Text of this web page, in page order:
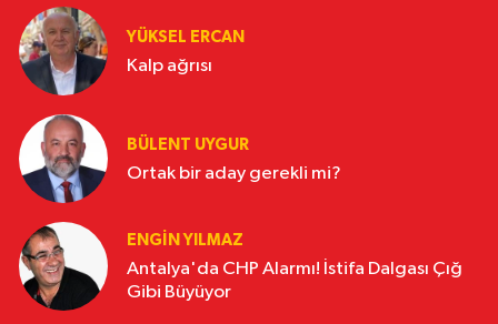
YÜKSEL ERCAN
Kalp ağrısı
BÜLENT UYGUR
Ortak bir aday gerekli mi?
ENGİN YILMAZ
Antalya'da CHP Alarmı! İstifa Dalgası Çığ
Gibi Büyüyor